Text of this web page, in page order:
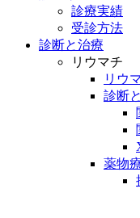
診療実績
受診方法
診断と治療
リウマチ
リウ
診断
薬物